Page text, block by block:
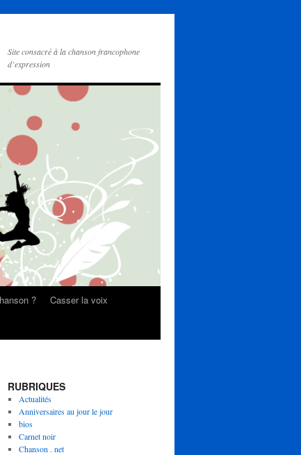
Site consacré à la chanson francophone
d’expression
?
Casser la voix
RUBRIQUES
Actualités
Anniversaires au jour le jour
bios
Carnet noir
Chanson . net